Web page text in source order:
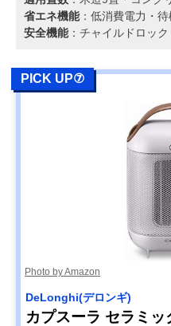
省エネ機能：低消費電力・
安全機能：チャイルドロッ
PICK UP⑦
Photo by Amazon
DeLonghi(デロンギ)
カプスーラ セラミ